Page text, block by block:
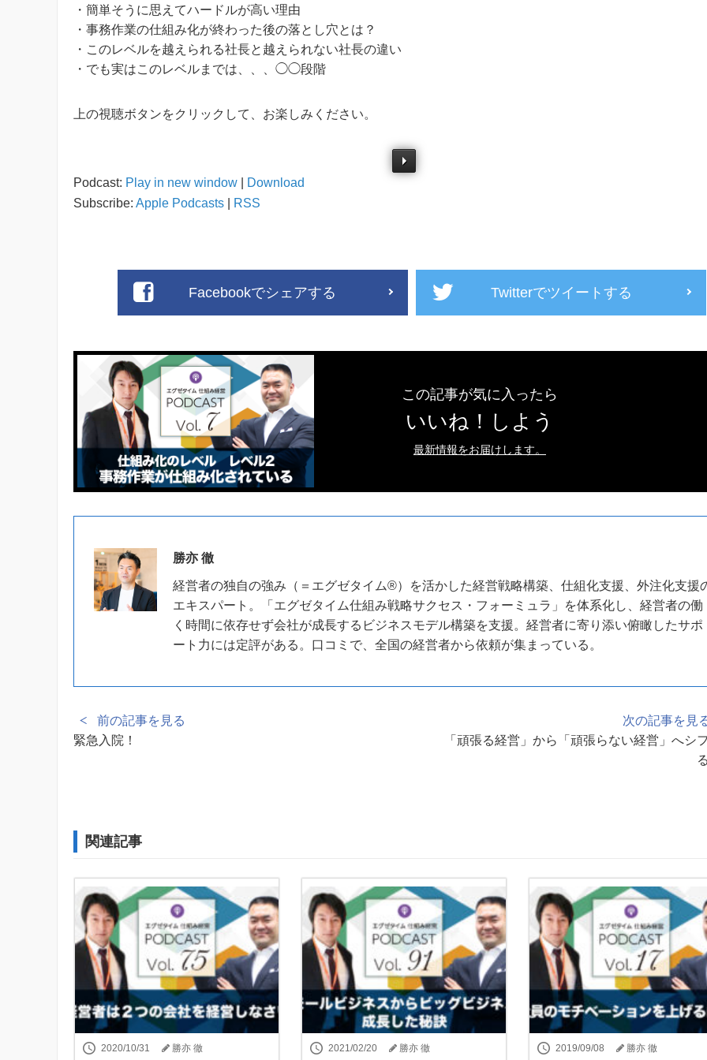
・簡単そうに思えてハードルが高い理由
・事務作業の仕組み化が終わった後の落とし穴とは？
・このレベルを越えられる社長と越えられない社長の違い
・でも実はこのレベルまでは、、、◯◯段階
上の視聴ボタンをクリックして、お楽しみください。
Podcast: Play in new window
Download
Subscribe: Apple Podcasts RSS
Facebookでシェアする Twitterでツイートする
この記事が気に入ったら
いいね！しよう
最新情報をお届けします。
勝亦 徹
経営者の独自の強み（＝エグゼタイム®）を活かした経営戦略構築、仕組化支援、外注化支援
エキスパート。「エグゼタイム仕組み戦略サクセス・フォーミュラ」を体系化し、経営者の働
く時間に依存せず会社が成長するビジネスモデル構築を支援。経営者に寄り添い俯瞰したサポ
ート力には定評がある。口コミで、全国の経営者から依頼が集まっている。
前の記事を見る
緊急入院！
次の記事を見
「頑張る経営」から「頑張らない経営」へシ
関連記事
2020/10/31 勝亦 徹 2021/02/20 勝亦 徹 2019/09/08 勝亦 徹